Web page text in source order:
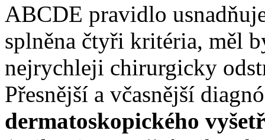
ABCDE pravidlo
splněna čtyři kritéria, měl
nejrychleji chirurgicky
Přesnější a včasnější
dermatoskopického